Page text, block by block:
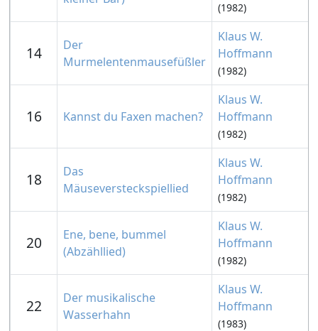
(1982)
14
Der
Murmelentenmausefüßler
Klaus W.
Hoffmann
(1982)
16 Kannst du Faxen machen?
Klaus W.
Hoffmann
(1982)
18
Das
Mäuseversteckspiellied
Klaus W.
Hoffmann
(1982)
20
Ene, bene, bummel
(Abzähllied)
Klaus W.
Hoffmann
(1982)
22
Der musikalische
Wasserhahn
Klaus W.
Hoffmann
(1983)